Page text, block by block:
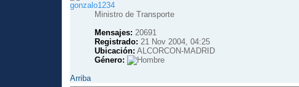
gonzalo1234
Ministro de Transporte
Mensajes: 20691
Registrado: 21 Nov 2004, 04:25
Ubicación: ALCORCON-MADRID
Género:
Arriba